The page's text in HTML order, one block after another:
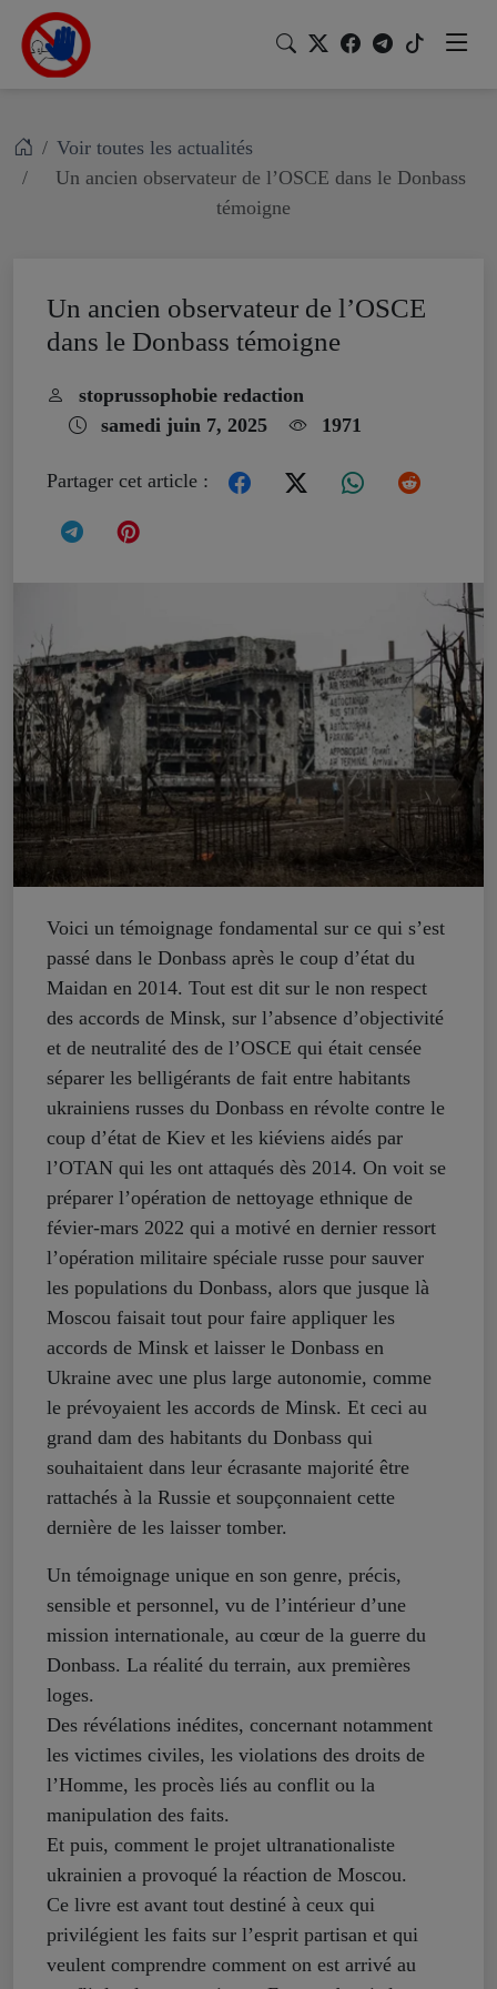
Voir toutes les actualités
Un ancien observateur de l’OSCE dans le Donbass
témoigne
Un ancien observateur de l’OSCE
dans le Donbass témoigne
stoprussophobie redaction
samedi juin 7, 2025
1971
Partager cet article :
Voici un témoignage fondamental sur ce qui s’est
passé dans le Donbass après le coup d’état du
Maidan en 2014. Tout est dit sur le non respect
des accords de Minsk, sur l’absence d’objectivité
et de neutralité des de l’OSCE qui était censée
séparer les belligérants de fait entre habitants
ukrainiens russes du Donbass en révolte contre le
coup d’état de Kiev et les kiéviens aidés par
l’OTAN qui les ont attaqués dès 2014. On voit se
préparer l’opération de nettoyage ethnique de
févier-mars 2022 qui a motivé en dernier ressort
l’opération militaire spéciale russe pour sauver
les populations du Donbass, alors que jusque là
Moscou faisait tout pour faire appliquer les
accords de Minsk et laisser le Donbass en
Ukraine avec une plus large autonomie, comme
le prévoyaient les accords de Minsk. Et ceci au
grand dam des habitants du Donbass qui
souhaitaient dans leur écrasante majorité être
rattachés à la Russie et soupçonnaient cette
dernière de les laisser tomber.
Un témoignage unique en son genre, précis,
sensible et personnel, vu de l’intérieur d’une
mission internationale, au cœur de la guerre du
Donbass. La réalité du terrain, aux premières
loges.
Des révélations inédites, concernant notamment
les victimes civiles, les violations des droits de
l’Homme, les procès liés au conflit ou la
manipulation des faits.
Et puis, comment le projet ultranationaliste
ukrainien a provoqué la réaction de Moscou.
Ce livre est avant tout destiné à ceux qui
privilégient les faits sur l’esprit partisan et qui
veulent comprendre comment on est arrivé au